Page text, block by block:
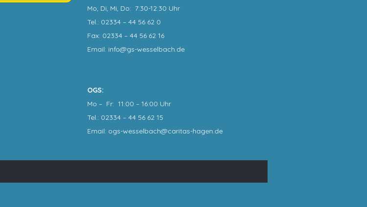
Mo, Di, Mi, Do: 7:30-12:30 Uhr
Tel.: 02334 – 44 56 62 0
Fax: 02334 – 44 56 62 16
Email: info@gs-wesselbach.de
OGS:
Mo – Fr: 11:00 – 16:00 Uhr
Tel.: 02334 – 44 56 62 15
Email: ogs-wesselbach@caritas-hagen.de